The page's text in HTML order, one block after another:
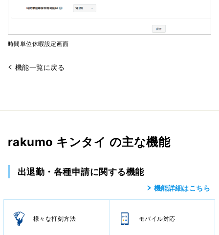
時間単位休暇設定画面
機能一覧に戻る
rakumo キンタイ の主な機能
出退勤・各種申請に関する機能
機能詳細はこちら
様々な打刻方法 モバイル対応